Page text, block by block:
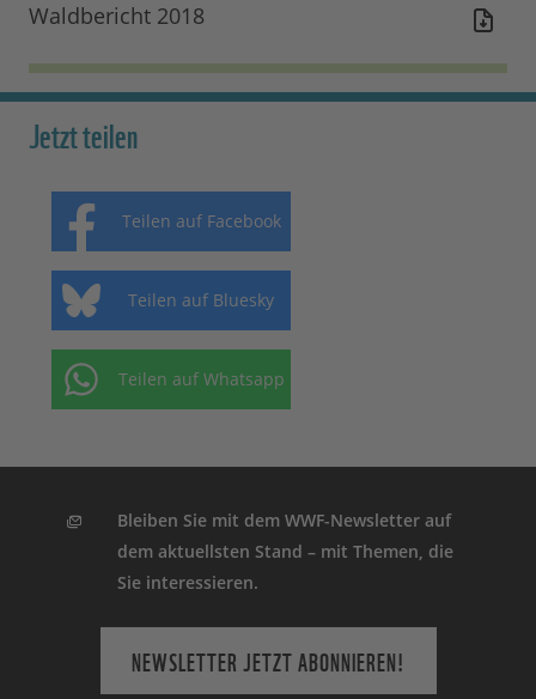
Waldbericht 2018
Jetzt teilen
Teilen auf Facebook
Teilen auf Bluesky
Teilen auf Whatsapp
Bleiben Sie mit dem WWF-Newsletter auf
dem aktuellsten Stand – mit Themen, die
Sie interessieren.
NEWSLETTER JETZT ABONNIEREN!